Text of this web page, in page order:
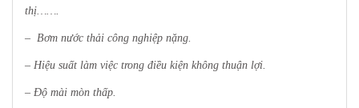
thị…….
– Bơm nước thải công nghiệp nặng.
– Hiệu suất làm việc trong điều kiện không thuận lợi.
– Độ mài mòn thấp.